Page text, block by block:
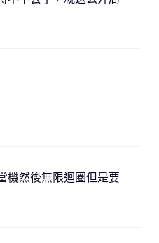
機然後無限迴圈但是要